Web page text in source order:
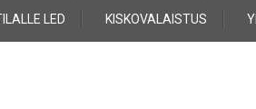
LED KISKOVALAISTUS